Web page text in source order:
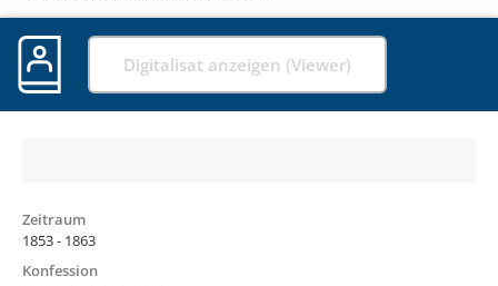
Digitalisat anzeigen (Viewer)
Zeitraum
1853 - 1863
Konfession